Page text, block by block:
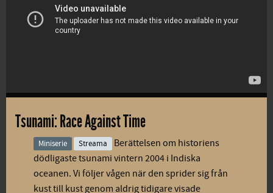
Tsunami: Race Against Time
Miniserie Streama
Berättelsen om historiens
dödligaste tsunami vintern 2004 i Indiska
oceanen. Vi följer vågen när den sprider sig från
kust till kust genom aldrig tidigare visade